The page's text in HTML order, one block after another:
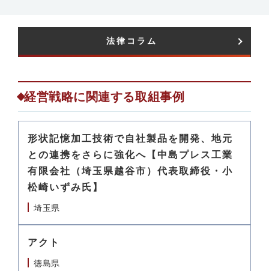
法律コラム​
経営戦略に関連する取組事例
形状記憶加工技術で自社製品を開発、地元
との連携をさらに強化へ【中島プレス工業
有限会社（埼玉県越谷市）代表取締役・小
松崎いずみ氏】
埼玉県
アクト
徳島県